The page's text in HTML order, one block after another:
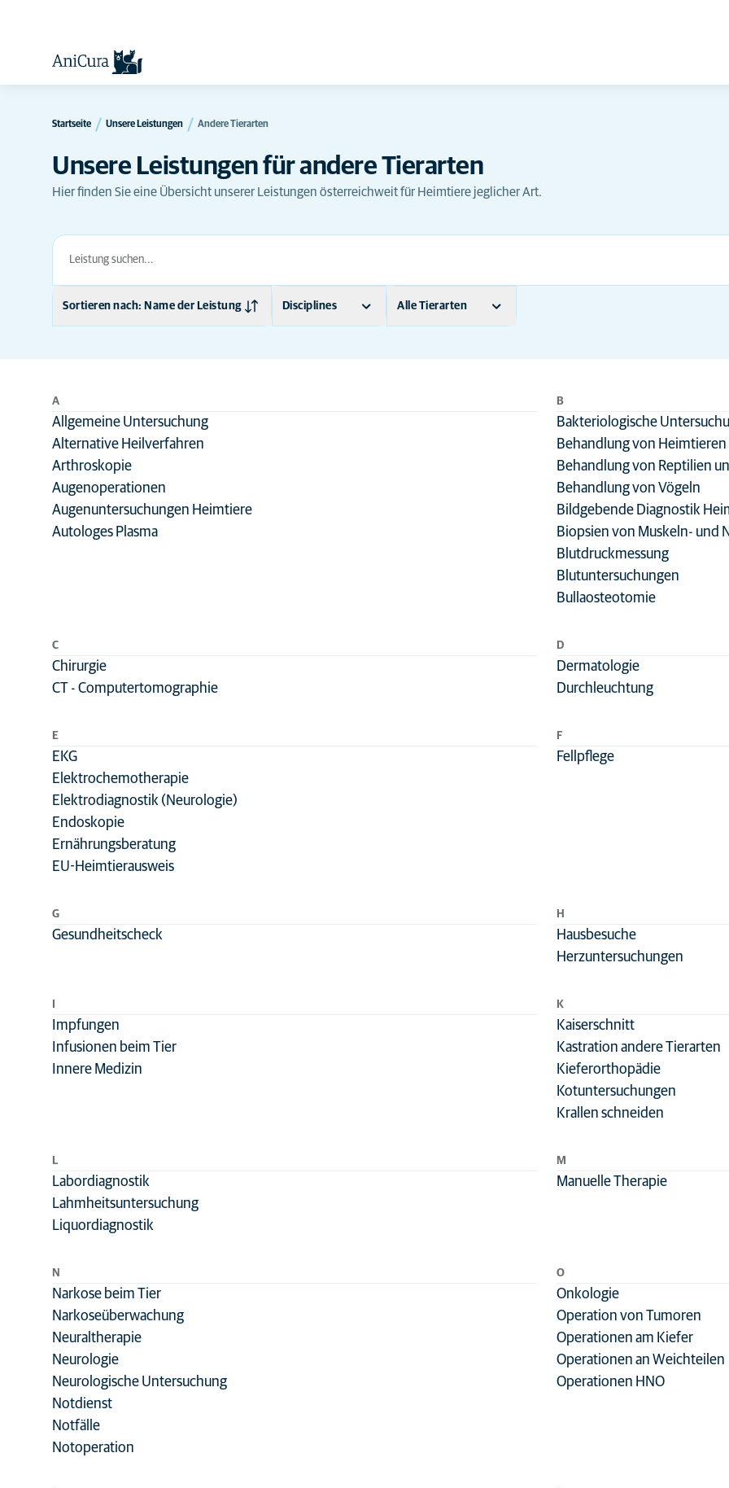
Startseite Unsere Leistungen Andere Tierarten
Unsere Leistungen für andere Tierarten
Hier finden Sie eine Übersicht unserer Leistungen österreichweit für Heimtiere jeglicher Art.
Sortieren nach: Name der Leistung Disciplines Alle Tierarten
A
Allgemeine Untersuchung
Alternative Heilverfahren
Arthroskopie
Augenoperationen
Augenuntersuchungen Heimtiere
Autologes Plasma
B
Bakteriologische
Behandlung von Heimtieren
Behandlung von Reptilien
Behandlung von Vögeln
Bildgebende Diagnostik
Biopsien von Muskeln- und
Blutdruckmessung
Blutuntersuchungen
Bullaosteotomie
C
Chirurgie
CT - Computertomographie
D
Dermatologie
Durchleuchtung
E
EKG
Elektrochemotherapie
Elektrodiagnostik (Neurologie)
Endoskopie
Ernährungsberatung
EU-Heimtierausweis
F
Fellpflege
G
Gesundheitscheck
H
Hausbesuche
Herzuntersuchungen
Impfungen
Infusionen beim Tier
Innere Medizin
K
Kaiserschnitt
Kastration andere Tierarten
Kieferorthopädie
Kotuntersuchungen
Krallen schneiden
L
Labordiagnostik
Lahmheitsuntersuchung
Liquordiagnostik
M
Manuelle Therapie
N
Narkose beim Tier
Narkoseüberwachung
Neuraltherapie
Neurologie
Neurologische Untersuchung
Notdienst
Notfälle
Notoperation
O
Onkologie
Operation von Tumoren
Operationen am Kiefer
Operationen an Weichteilen
Operationen HNO